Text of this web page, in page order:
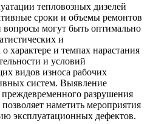
тепловозных дизелей
сроки и объемы ремонтов
могут быть оптимально
и
характере и темпах нарастания
и условий
видов износа рабочих
систем. Выявление
разрушения
наметить мероприятия
эксплуатационных дефектов.